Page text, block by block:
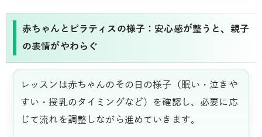
赤ちゃんとピラティスの様子：安心感が整うと、親子
の表情がやわらぐ
レッスンは赤ちゃんのその日の様子（眠い・泣きや
すい・授乳のタイミングなど）を確認し、必要に応
じて流れを調整しながら進めていきます。